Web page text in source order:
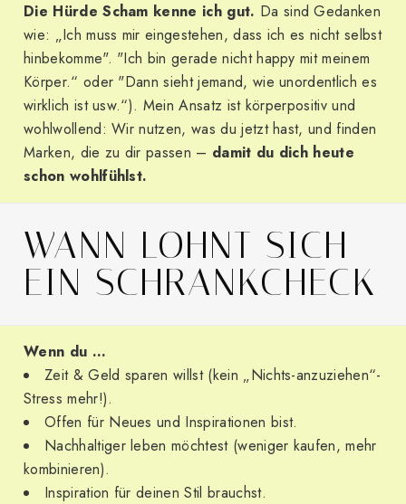
Die Hürde Scham kenne ich gut. Da sind Gedanken
wie: „Ich muss mir eingestehen, dass ich es nicht selbst
hinbekomme". "Ich bin gerade nicht happy mit meinem
Körper.“ oder "Dann sieht jemand, wie unordentlich es
wirklich ist usw.“). Mein Ansatz ist körperpositiv und
wohlwollend: Wir nutzen, was du jetzt hast, und finden
Marken, die zu dir passen – damit du dich heute
schon wohlfühlst.
WANN LOHNT SICH
EIN SCHRANKCHECK
Wenn du …
Zeit & Geld sparen willst (kein „Nichts-anzuziehen“-
Stress mehr!).
Offen für Neues und Inspirationen bist.
Nachhaltiger leben möchtest (weniger kaufen, mehr
kombinieren).
Inspiration für deinen Stil brauchst.